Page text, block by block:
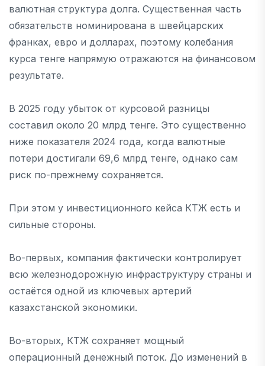
валютная структура долга. Существенная часть
обязательств номинирована в швейцарских
франках, евро и долларах, поэтому колебания
курса тенге напрямую отражаются на финансовом
результате.
В 2025 году убыток от курсовой разницы
составил около 20 млрд тенге. Это существенно
ниже показателя 2024 года, когда валютные
потери достигали 69,6 млрд тенге, однако сам
риск по-прежнему сохраняется.
При этом у инвестиционного кейса КТЖ есть и
сильные стороны.
Во-первых, компания фактически контролирует
всю железнодорожную инфраструктуру страны и
остаётся одной из ключевых артерий
казахстанской экономики.
Во-вторых, КТЖ сохраняет мощный
операционный денежный поток. До изменений в